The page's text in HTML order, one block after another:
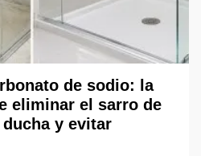
de sodio: la
eliminar el sarro de
y evitar